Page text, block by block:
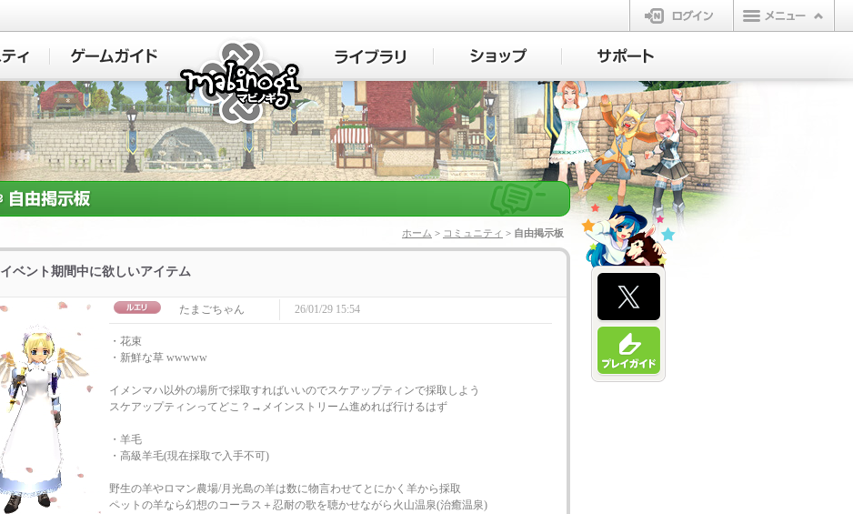
ログイン
マビノギ
ホーム > コミュニティ > 自由掲示板
イベント期間中に欲しいアイテム
たまごちゃん 26/01/29 15:54
・花束
・新鮮な草 wwwww
イメンマハ以外の場所で採取すればいいのでスケアップティンで採取しよう
スケアップティンってどこ？→メインストリーム進めれば行けるはず
・羊毛
・高級羊毛(現在採取で入手不可)
野生の羊やロマン農場/月光島の羊は数に物言わせてとにかく羊から採取
ペットの羊なら幻想のコーラス＋忍耐の歌を聴かせながら火山温泉(治癒温泉)